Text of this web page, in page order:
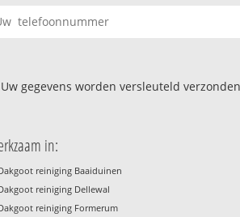
Uw gegevens worden versleuteld
in:
reiniging Baaiduinen
reiniging Dellewal
reiniging Formerum